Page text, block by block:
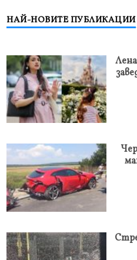
НАЙ-НОВИТЕ ПУБЛИКАЦИИ